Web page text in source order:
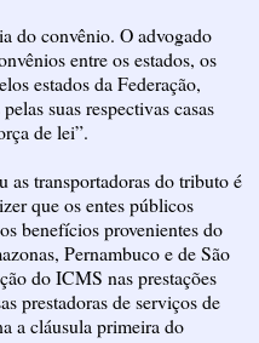
do convênio. O advogado
entre os estados, os
estados da Federação,
suas respectivas casas
de lei”.
as transportadoras do tributo é
que os entes públicos
benefícios provenientes do
Pernambuco e de São
do ICMS nas prestações
prestadoras de serviços de
a cláusula primeira do